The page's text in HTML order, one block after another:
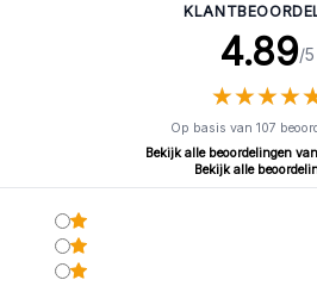
4.89/5
★★★★
★★★★
Op basis van 107
Bekijk alle beoordelingen
Bekijk alle